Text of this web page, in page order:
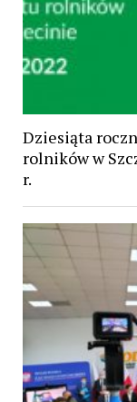
Dziesiąta
rolników w
r.